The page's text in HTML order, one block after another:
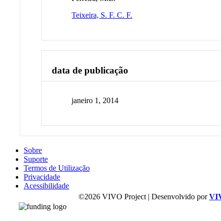
Teixeira, S. F. C. F.
data de publicação
janeiro 1, 2014
Sobre
Suporte
Termos de Utilização
Privacidade
Acessibilidade
©2026 VIVO Project | Desenvolvido por